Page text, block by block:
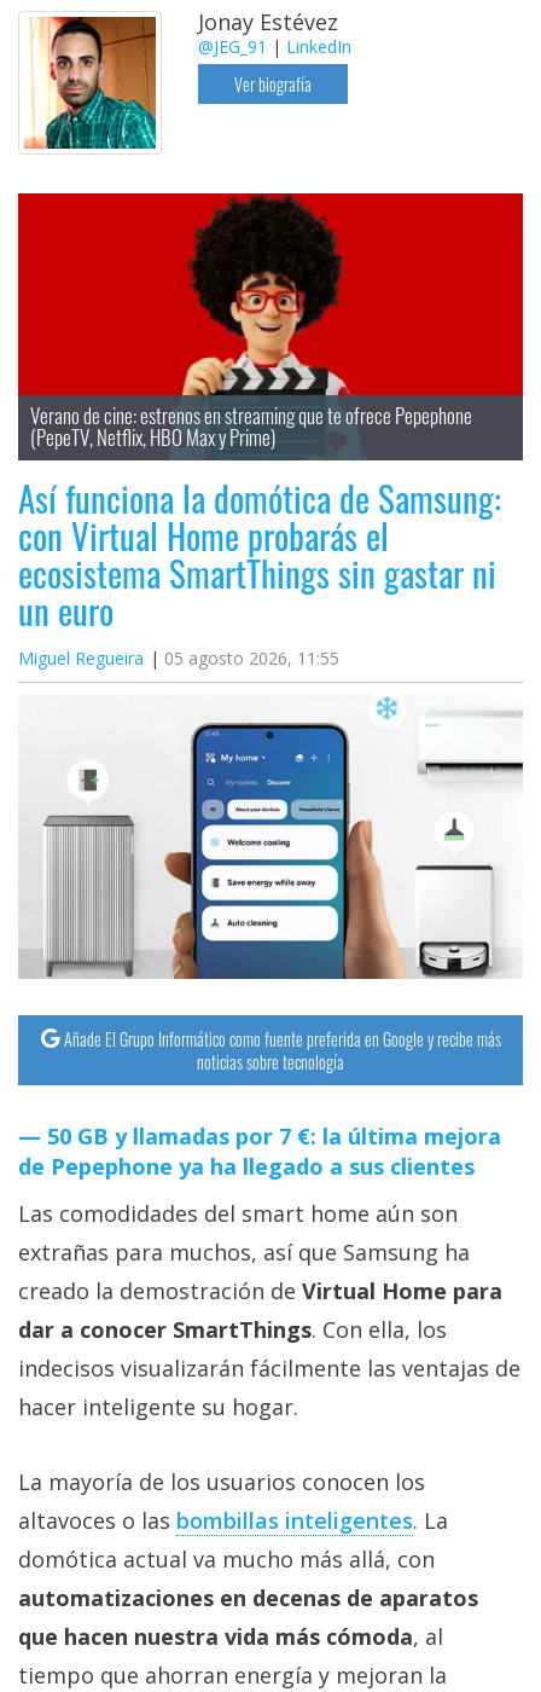
Jonay Estévez
@JEG_91 | LinkedIn
Ver biografía
Verano de cine: estrenos en streaming que te ofrece Pepephone
(PepeTV, Netflix, HBO Max y Prime)
Así funciona la domótica de Samsung:
con Virtual Home probarás el
ecosistema SmartThings sin gastar ni
un euro
Miguel Regueira 05 agosto 2026, 11:55
Añade El Grupo Informático como fuente preferida en Google y recibe más
noticias sobre tecnología
50 GB y llamadas por 7 €: la última mejora
de Pepephone ya ha llegado a sus clientes
Las comodidades del smart home aún son
extrañas para muchos, así que Samsung ha
creado la demostración de Virtual Home para
dar a conocer SmartThings. Con ella, los
indecisos visualizarán fácilmente las ventajas de
hacer inteligente su hogar.
La mayoría de los usuarios conocen los
altavoces o las bombillas inteligentes‎. La
domótica actual va mucho más allá, con
automatizaciones en decenas de aparatos
que hacen nuestra vida más cómoda, al
tiempo que ahorran energía y mejoran la